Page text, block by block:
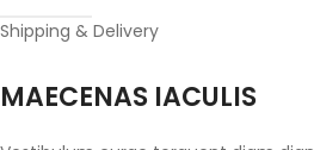
Shipping & Delivery
MAECENAS IACULIS